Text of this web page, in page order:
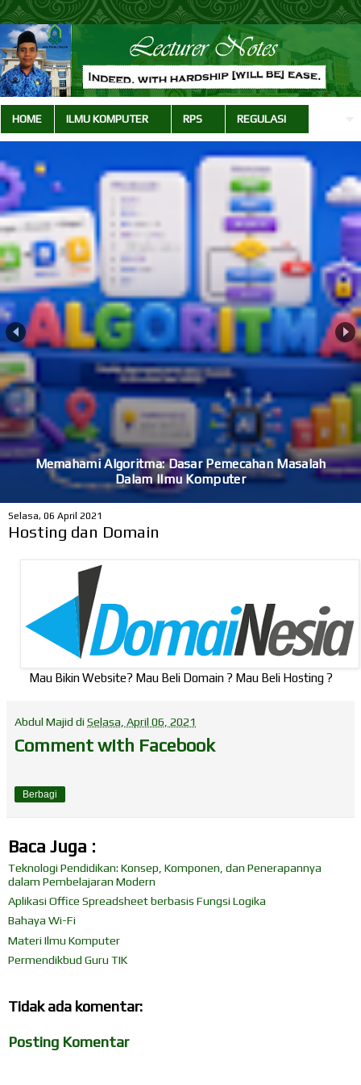
HOME ILMU KOMPUTER RPS REGULASI
Memahami Algoritma: Dasar Pemecahan Masalah
Dalam Ilmu Komputer
Selasa, 06 April 2021
Hosting dan Domain
Mau Bikin Website? Mau Beli Domain ? Mau Beli Hosting ?
Abdul Majid di Selasa, April 06, 2021
Comment with Facebook
Berbagi
Baca Juga :
Teknologi Pendidikan: Konsep, Komponen, dan Penerapannya
dalam Pembelajaran Modern
Aplikasi Office Spreadsheet berbasis Fungsi Logika
Bahaya Wi-Fi
Materi Ilmu Komputer
Permendikbud Guru TIK
Tidak ada komentar:
Posting Komentar